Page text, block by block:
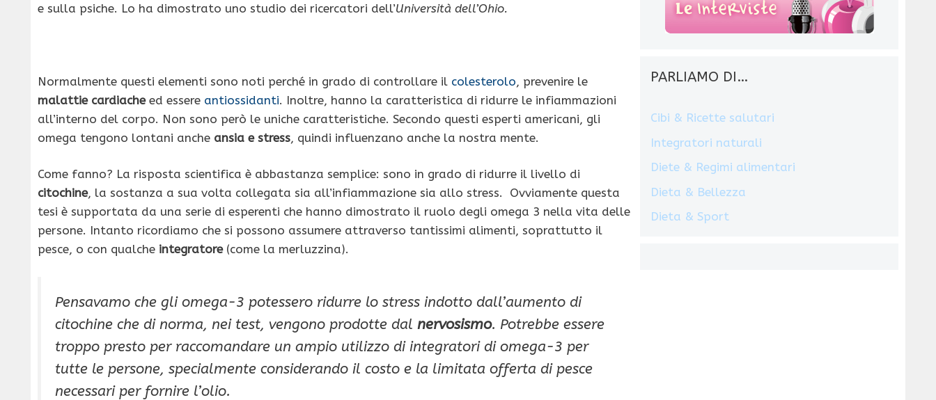
e sulla psiche. Lo ha dimostrato uno studio dei ricercatori dell’Università dell’Ohio.
Normalmente questi elementi sono noti perché in grado di controllare il colesterolo, prevenire le
malattie cardiacheed essere antiossidanti. Inoltre, hanno la caratteristica di ridurre le infiammazioni
all’interno del corpo. Non sono però le uniche caratteristiche. Secondo questi esperti americani, gli
omega tengono lontani anche ansia e stress, quindi influenzano anche la nostra mente.
Come fanno? La risposta scientifica è abbastanza semplice: sono in grado di ridurre il livello di
citochine, la sostanza a sua volta collegata sia all’infiammazione sia allo stress. Ovviamente questa
tesi è supportata da una serie di esperenti che hanno dimostrato il ruolo degli omega 3 nella vita delle
persone. Intanto ricordiamo che si possono assumere attraverso tantissimi alimenti, soprattutto il
pesce, o con qualche integratore(come la merluzzina).
Pensavamo che gli omega-3 potessero ridurre lo stress indotto dall’aumento di
citochine che di norma, nei test, vengono prodotte dal nervosismo. Potrebbe essere
troppo presto per raccomandare un ampio utilizzo di integratori di omega-3 per
tutte le persone, specialmente considerando il costo e la limitata offerta di pesce
necessari per fornire l’olio.
PARLIAMO DI…
Cibi & Ricette salutari
Integratori naturali
Diete & Regimi alimentari
Dieta & Bellezza
Dieta & Sport